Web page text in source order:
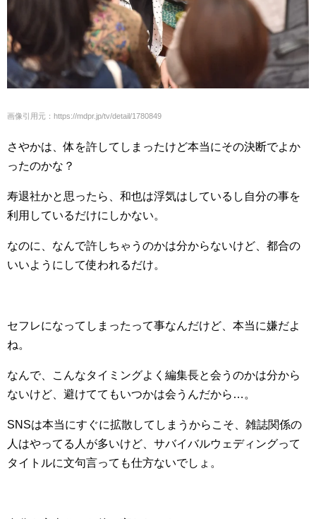
画像引用元：https://mdpr.jp/tv/detail/1780849
さやかは、体を許してしまったけど本当にその決断でよか
ったのかな？
寿退社かと思ったら、和也は浮気はしているし自分の事を
利用しているだけにしかない。
なのに、なんで許しちゃうのかは分からないけど、都合の
いいようにして使われるだけ。
セフレになってしまったって事なんだけど、本当に嫌だよ
ね。
なんで、こんなタイミングよく編集長と会うのかは分から
ないけど、避けててもいつかは会うんだから…。
SNSは本当にすぐに拡散してしまうからこそ、雑誌関係の
人はやってる人が多いけど、サバイバルウェディングって
タイトルに文句言っても仕方ないでしょ。